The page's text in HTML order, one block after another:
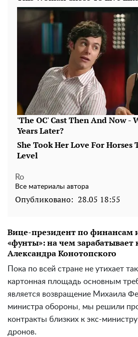
Ro
Все материалы автора
Опубликовано: 28.05 18:55
Вице-президент по финансам
«фунты»: на чем зарабатывает
Александра Конотопского
Пока по всей стране не утихает
картонная площадь основным
является возвращение Михаила
министра обороны, мы решили
контракты близких к экс-
дронов.